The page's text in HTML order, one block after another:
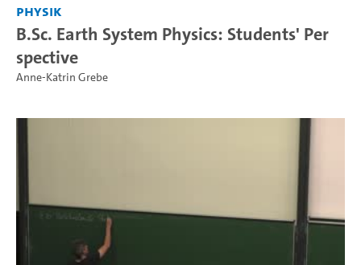
Physik
B.Sc. Earth System Physics: Students' Per
spective
Anne-Katrin Grebe